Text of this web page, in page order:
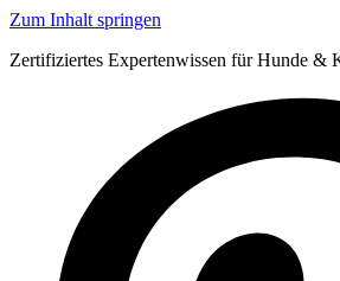
Zum Inhalt springen
Zertifiziertes Expertenwissen für Hunde &